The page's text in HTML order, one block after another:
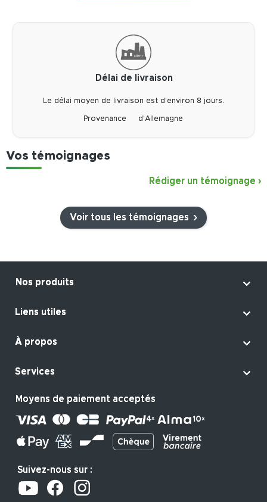
Délai de livraison
Le délai moyen de livraison est d'environ 8 jours.
Provenance d'Allemagne
Vos témoignages
Rédiger un témoignage
Voir tous les témoignages ›
Nos produits 
Liens utiles 
À propos 
Services 
Moyens de paiement acceptés
Suivez-nous sur :